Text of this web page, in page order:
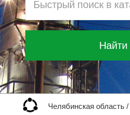
Найти
Челябинская область /